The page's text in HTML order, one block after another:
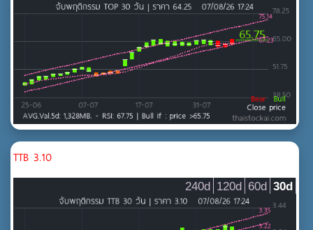
TTB 3.10
30d
60d
120d
240d